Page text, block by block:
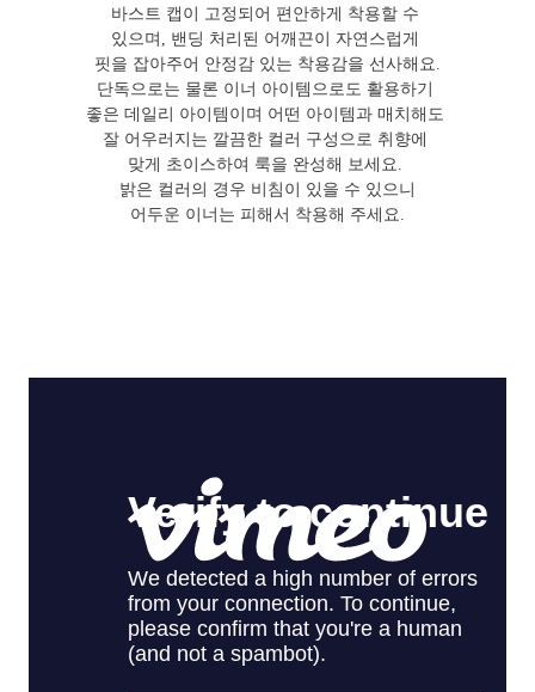
바스트 캡이 고정되어 편안하게 착용할 수
있으며, 밴딩 처리된 어깨끈이 자연스럽게
핏을 잡아주어 안정감 있는 착용감을 선사해요.
단독으로는 물론 이너 아이템으로도 활용하기
좋은 데일리 아이템이며 어떤 아이템과 매치해도
잘 어우러지는 깔끔한 컬러 구성으로 취향에
맞게 초이스하여 룩을 완성해 보세요.
밝은 컬러의 경우 비침이 있을 수 있으니
어두운 이너는 피해서 착용해 주세요.